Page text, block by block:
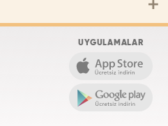
UYGULAMALAR